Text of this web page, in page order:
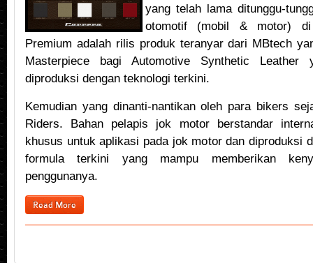
yang telah lama ditunggu-
otomotif (mobil & motor)
Premium adalah rilis produk teranyar dari MBtech
Masterpiece bagi Automotive Synthetic Leather
diproduksi dengan teknologi terkini.
Kemudian yang dinanti-nantikan oleh para bikers
Riders. Bahan pelapis jok motor berstandar
khusus untuk aplikasi pada jok motor dan diproduksi
formula terkini yang mampu memberikan
penggunanya.
Read More